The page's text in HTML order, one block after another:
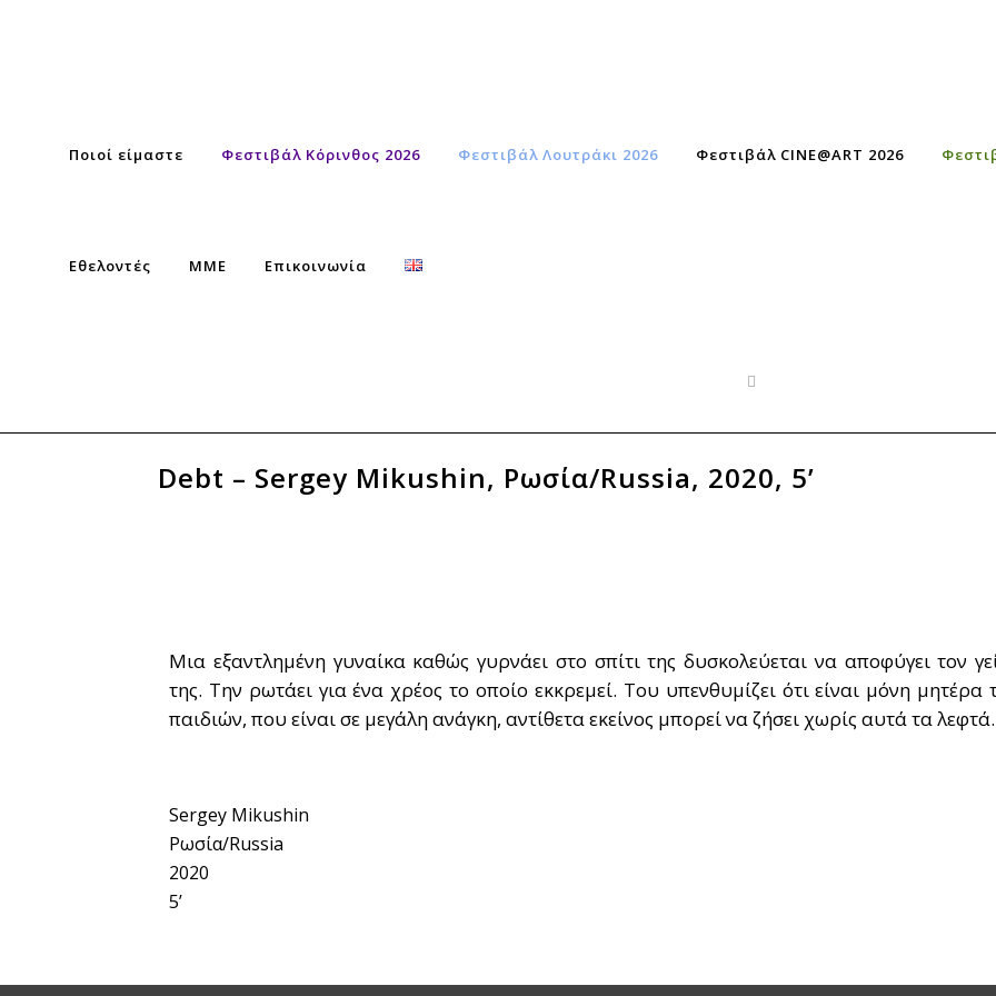
Ποιοί είμαστε Φεστιβάλ Κόρινθος 2026 Φεστιβάλ Λουτράκι 2026 Φεστιβάλ CINE@ART 2026
Εθελοντές ΜΜΕ Επικοινωνία
Debt – Sergey Mikushin, Ρωσία/Russia, 2020, 5’
Μια εξαντλημένη γυναίκα καθώς γυρνάει στο σπίτι της δυσκολεύεται να αποφύγει τον
της. Την ρωτάει για ένα χρέος το οποίο εκκρεμεί. Του υπενθυμίζει ότι είναι μόνη μητέρα
παιδιών, που είναι σε μεγάλη ανάγκη, αντίθετα εκείνος μπορεί να ζήσει χωρίς αυτά τα λεφτά.
Sergey Mikushin
Ρωσία/Russia
2020
5’